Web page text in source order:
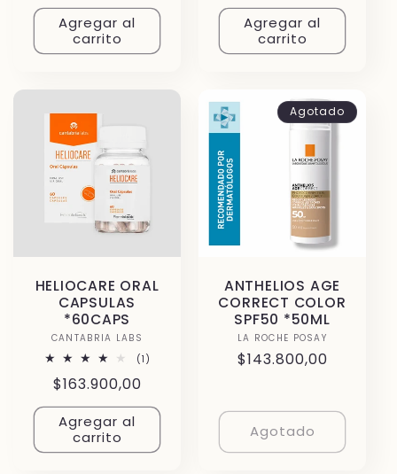
Agregar al
carrito
habitual
Agregar al
carrito
HELIOCARE ORAL
CAPSULAS
*60CAPS
Proveedor:
CANTABRIA LABS
(1)
Precio
habitual
$163.900,00
Agregar al
carrito
Agotado
ANTHELIOS AGE
CORRECT COLOR
SPF50 *50ML
Proveedor:
LA ROCHE POSAY
Precio
$143.800,00
Agotado